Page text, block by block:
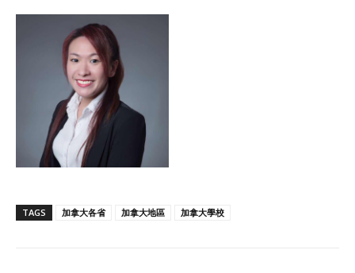
TAGS 加拿大各省 加拿大地區 加拿大學校